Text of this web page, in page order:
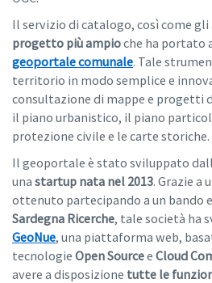
Il servizio di catalogo, così come
progetto più ampioche ha portato
geoportale comunale. Tale
territorio in modo semplice e
consultazione di mappe e progetti
il piano urbanistico, il piano
protezione civile e le carte storiche.
Il geoportale è stato sviluppato
una startup nata nel 2013. Grazie a
ottenuto partecipando a un bando
Sardegna Ricerche, tale società ha
GeoNue, una piattaforma web,
tecnologie Open Sourcee Cloud
avere a disposizione tutte le